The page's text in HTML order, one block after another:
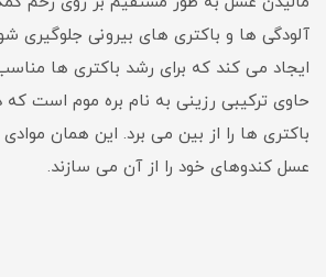
آلودگی ها و باکتری های بیرونی جلوگیری
ایجاد می کند که برای رشد باکتری ها
حاوی ترکیبی رزینی به نام بره موم است که
باکتری ها را از بین می برد. این همان
عسل کندوهای خود را از آن می سازند.